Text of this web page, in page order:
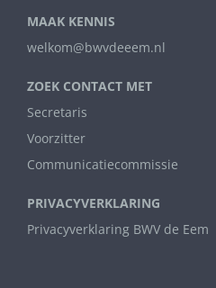
MAAK KENNIS
welkom@bwvdeeem.nl
ZOEK CONTACT MET
Secretaris
Voorzitter
Communicatiecommissie
PRIVACYVERKLARING
Privacyverklaring BWV de Eem